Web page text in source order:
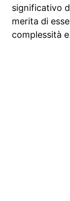
significativo
merita di
complessità